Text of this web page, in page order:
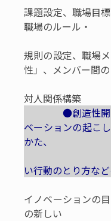
課題設定、職場目
職場のルール・
規則の設定、職場
性」、メンバー間の
対人関係構築
●創造
ベーションの起こ
かた、
い行動のとり方など
イノベーションの
の新しい